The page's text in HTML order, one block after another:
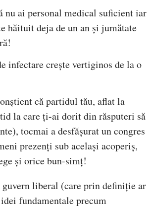
nu ai personal medical suficient iar
hăituit deja de un an și jumătate
infectare crește vertiginos de la o
că partidul tău, aflat la
la care ți-ai dorit din răsputeri să
tocmai a desfășurat un congres
prezenți sub același acoperiș,
și orice bun-simț!
guvern liberal (care prin definiție ar
fundamentale precum